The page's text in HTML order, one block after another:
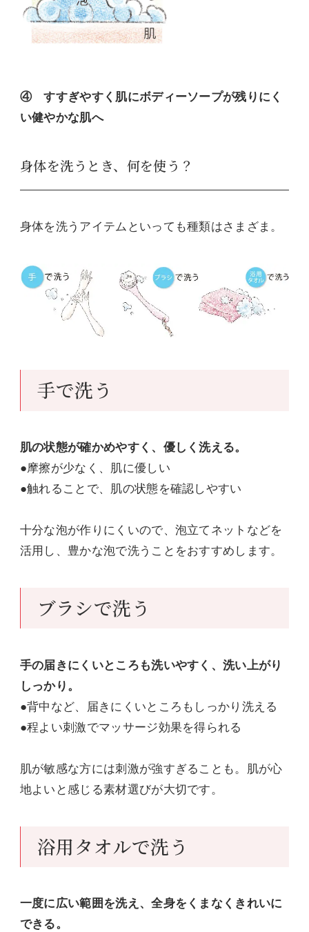
④ すすぎやすく肌にボディーソープが残りにく
い健やかな肌へ
身体を洗うとき、何を使う？
身体を洗うアイテムといっても種類はさまざま。
手で洗う
肌の状態が確かめやすく、優しく洗える。
●摩擦が少なく、肌に優しい
●触れることで、肌の状態を確認しやすい
十分な泡が作りにくいので、泡立てネットなどを
活用し、豊かな泡で洗うことをおすすめします。
ブラシで洗う
手の届きにくいところも洗いやすく、洗い上がり
しっかり。
●背中など、届きにくいところもしっかり洗える
●程よい刺激でマッサージ効果を得られる
肌が敏感な方には刺激が強すぎることも。肌が心
地よいと感じる素材選びが大切です。
浴用タオルで洗う
一度に広い範囲を洗え、全身をくまなくきれいに
できる。